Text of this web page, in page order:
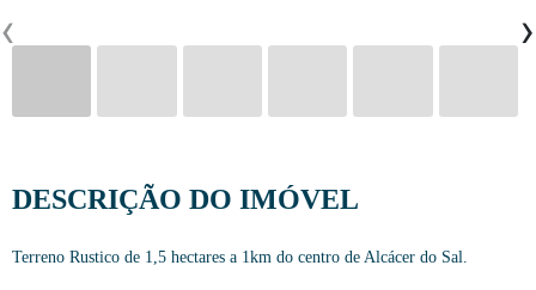
‹ ›
DESCRIÇÃO DO IMÓVEL
Terreno Rustico de 1,5 hectares a 1km do centro de Alcácer do Sal.